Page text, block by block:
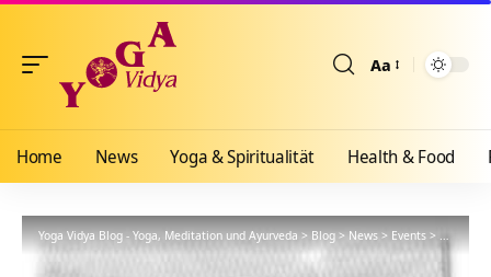
Aa
Home News Yoga & Spiritualität Health & Food
Yoga Vidya Blog - Yoga, Meditation und Ayurveda > Blog > News > Events >